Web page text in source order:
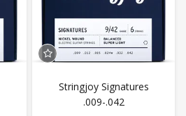
Stringjoy Signatures
.009-.042